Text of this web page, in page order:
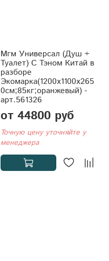
Мгм Универсал (Душ +
Туалет) С Тэном Китай в
разборе
Экомарка(1200x1100x265
0см;85кг;оранжевый) -
арт.561326
от 44800 руб
Точную цену уточняйте у
менеджера